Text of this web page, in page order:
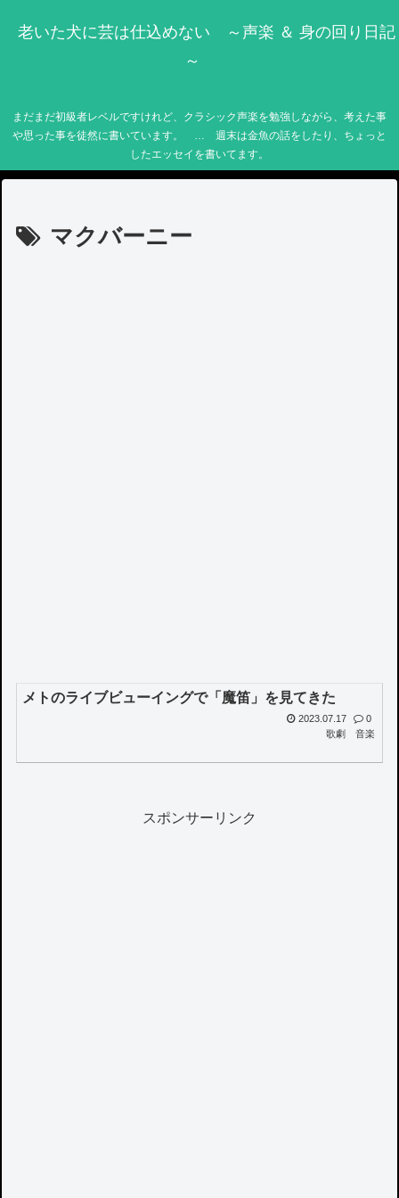
老いた犬に芸は仕込めない ～声楽 ＆ 身の回り日記
～
まだまだ初級者レベルですけれど、クラシック声楽を勉強しながら、考えた事
や思った事を徒然に書いています。 … 週末は金魚の話をしたり、ちょっと
したエッセイを書いてます。
マクバーニー
メトのライブビューイングで「魔笛」を見てきた
2023.07.17
0
歌劇
音楽
スポンサーリンク